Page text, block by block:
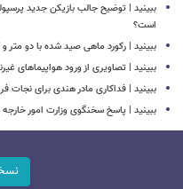
ببینید | توضیح جالب بازیکن جدید
است؟
ببینید | رکورد ماهی صید شده با دو متر و ۱۲ سانتی‌متر شکسته شد
ببینید | تصاویری از ورود هواپیماهای
ببینید | فداکاری مادر هندی برای نجات
ببینید | پاسخ سخنگوی وزارت امور